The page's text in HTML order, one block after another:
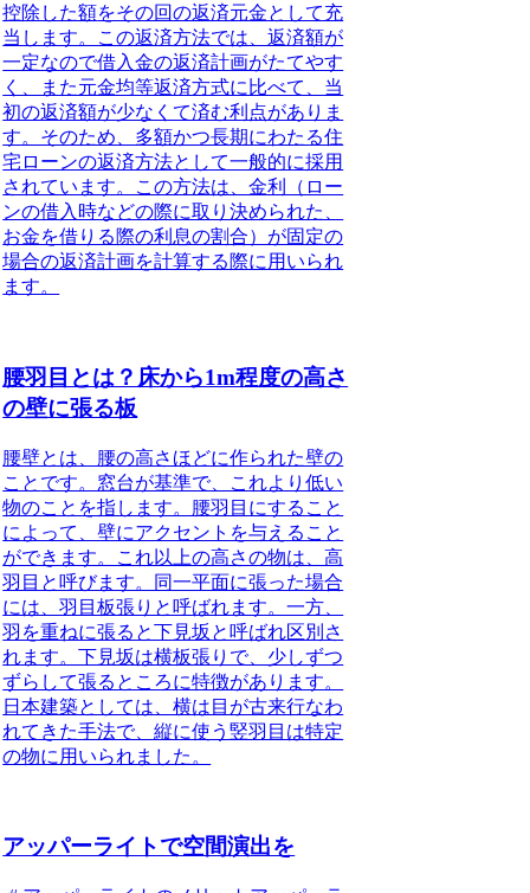
控除した額をその回の返済元金として充
当します。この返済方法では、返済額が
一定なので借入金の返済計画がたてやす
く、また元金均等返済方式に比べて、当
初の返済額が少なくて済む利点がありま
す。そのため、多額かつ長期にわたる住
宅ローンの返済方法として一般的に採用
されています。この方法は、金利（ロー
ンの借入時などの際に取り決められた、
お金を借りる際の利息の割合）が固定の
場合の返済計画を計算する際に用いられ
ます。
腰羽目とは？床から1m程度の高さ
の壁に張る板
腰壁とは、腰の高さほどに作られた壁の
こと です。窓台が基準で、これより低い
物のことを指します。腰羽目にすること
によって、壁にアクセントを与えること
ができます。これ以上の高さの物は、高
羽目と呼びます。同一平面に張った場合
には、羽目板張りと呼ばれます。一方、
羽を重ねに張ると下見坂と呼ばれ区別さ
れます。下見坂は横板張りで、少しずつ
ずらして張るところに特徴があります。
日本建築としては、横は目が古来行なわ
れてきた手法で、縦に使う竪羽目は特定
の物に用いられました。
アッパーライトで空間演出を